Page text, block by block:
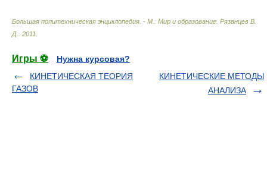
Большая политехническая энциклопедия. - М.: Мир и образование Рязанцев В.
Д.
2011
Игры ⚽
Нужна курсовая?
КИНЕТИЧЕСКАЯ ТЕОРИЯ
ГАЗОВ
КИНЕТИЧЕСКИЕ МЕТОДЫ
АНАЛИЗА